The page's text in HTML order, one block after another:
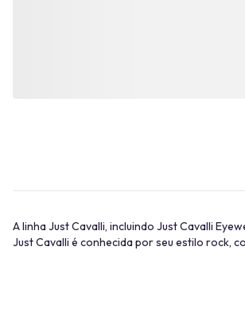
A linha Just Cavalli, incluindo Just Cavalli
Just Cavalli é conhecida por seu estilo rock,